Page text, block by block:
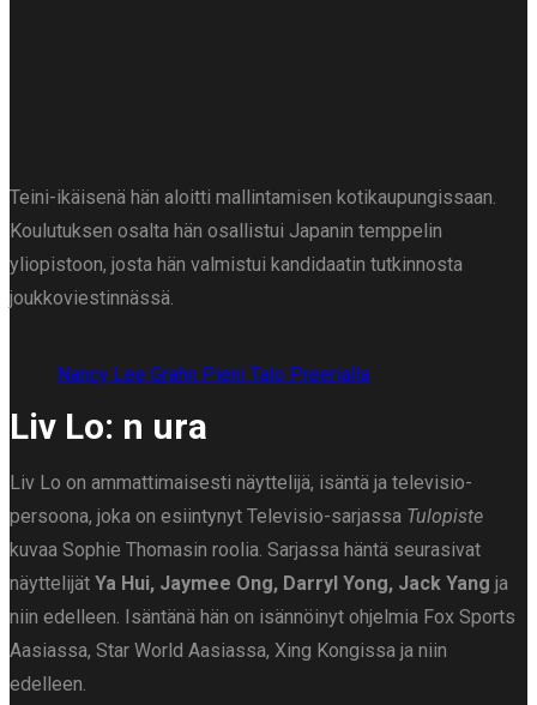
Teini-ikäisenä hän aloitti mallintamisen kotikaupungissaan.
Koulutuksen osalta hän osallistui Japanin temppelin
yliopistoon, josta hän valmistui kandidaatin tutkinnosta
joukkoviestinnässä.
Nancy Lee Grahn Pieni Talo Preerialla
Liv Lo: n ura
Liv Lo on ammattimaisesti näyttelijä, isäntä ja televisio-
persoona, joka on esiintynyt Televisio-sarjassa Tulopiste
kuvaa Sophie Thomasin roolia. Sarjassa häntä seurasivat
näyttelijät Ya Hui, Jaymee Ong, Darryl Yong, Jack Yang ja
niin edelleen. Isäntänä hän on isännöinyt ohjelmia Fox Sports
Aasiassa, Star World Aasiassa, Xing Kongissa ja niin
edelleen.